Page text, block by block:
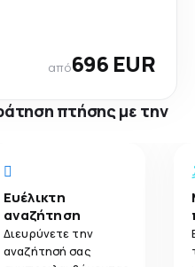
από696 EUR
πτήσης με την
Ευέλικτη
αναζήτηση
Διευρύνετε την
αναζήτησή σας